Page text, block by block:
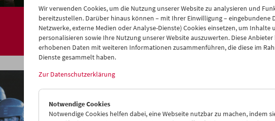
Collection on Screen: Premieren von neuen
Filmkopien und digitalen Restaurierungen
Wir verwenden Cookies, um die Nutzung unserer Website zu analysieren und
bereitzustellen. Darüber hinaus können – mit Ihrer Einwilligung – eingebundene
Netzwerke, externe Medien oder Analyse-Dienste) Cookies einsetzen, um Inhalte
personalisieren sowie Ihre Nutzung unserer Website auszuwerten. Diese
erhobenen Daten mit weiteren Informationen zusammenführen, die diese im
Dienste gesammelt haben.
Zur Datenschutzerklärung
Notwendige Cookies
Notwendige Cookies helfen dabei, eine Webseite nutzbar zu machen, indem